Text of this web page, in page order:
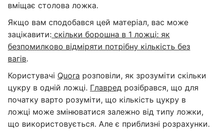
вміщає столова ложка.
Якщо вам сподобався цей матеріал, вас може
зацікавити: скільки борошна в 1 ложці: як
безпомилково відміряти потрібну кількість без
вагів.
Користувачі Quora розповіли, як зрозуміти скільки
цукру в одній ложці. Главред розібрався, що для
початку варто розуміти, що кількість цукру в
ложці може змінюватися залежно від типу ложки,
що використовується. Але є приблизні розрахунки.